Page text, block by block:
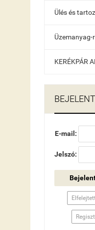
Ülés és
Üzemanyag-
KERÉKPÁR
E-mail:
Jelszó: